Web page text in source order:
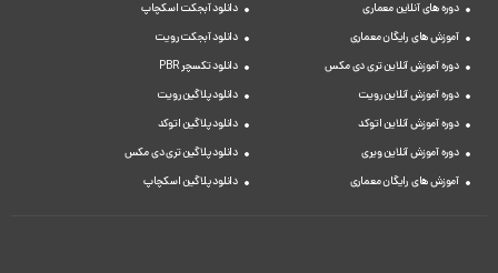
دوره های آنلاین معماری
آموزش های رایگان معماری
دوره آموزش آنلاین تری دی مکس
دوره آموزش آنلاین رویت
دوره آموزش آنلاین اتوکد
دوره آموزش آنلاین ویری
آموزش های رایگان معماری
دانلود آبجکت اسکچاپ
دانلود آبجکت رویت
دانلود تکسچر PBR
دانلود پلاگین رویت
دانلود پلاگین اتوکد
دانلود پلاگین تری دی مکس
دانلود پلاگین اسکچاپ